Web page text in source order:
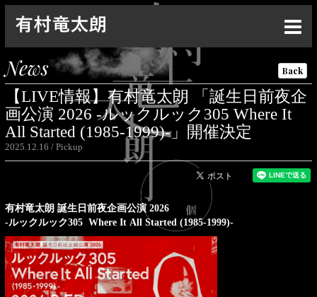
Top
News
Live
Media
Profile
Discography
Goods
Contact
Special
News Back
【LIVE情報】有村竜太朗 「誕生日前夜企
画公演 2026 -ルックルック305 Where It
All Started (1985-1999)-」開催決定
2025.12.16 Pickup
有村竜太朗 誕生日前夜企画公演 2026
-ルックルック305 Where It All Started (1985-1999)-